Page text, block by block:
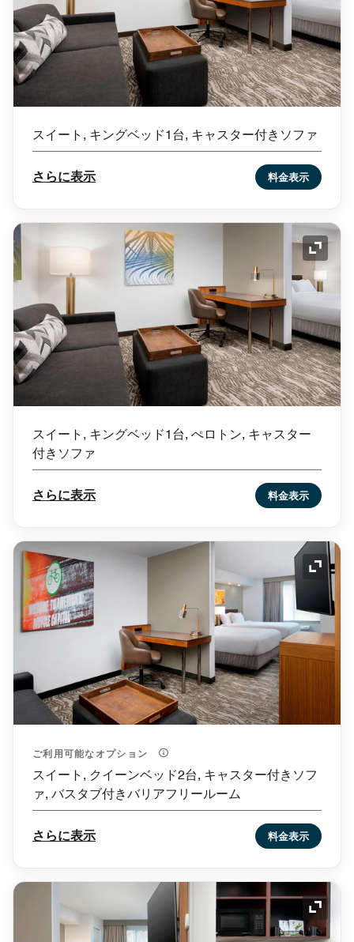
スイート, キングベッド1台, キャスター付きソファ
さらに表示 料金表示
アイ
スイート, キングベッド1台, ぺロトン, キャスター
付きソファ
さらに表示 料金表示
アイ
ご利用可能なオプション
スイート, クイーンベッド2台, キャスター付きソフ
ァ, バスタブ付きバリアフリールーム
さらに表示 料金表示
アイ